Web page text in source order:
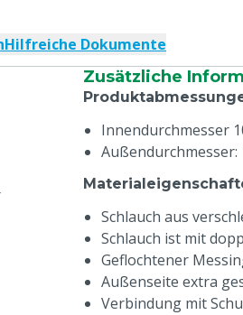
Hilfreiche Dokumente
Zusätzliche
Innendurchmesser
Außendurchmesser:
Schlauch aus
Schlauch ist mit
Geflochtener
Außenseite extra
Verbindung mit